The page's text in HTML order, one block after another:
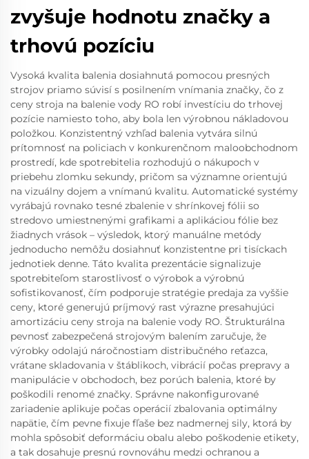
zvyšuje hodnotu značky a
trhovú pozíciu
Vysoká kvalita balenia dosiahnutá pomocou presných
strojov priamo súvisí s posilnením vnímania značky, čo z
ceny stroja na balenie vody RO robí investíciu do trhovej
pozície namiesto toho, aby bola len výrobnou nákladovou
položkou. Konzistentný vzhľad balenia vytvára silnú
prítomnosť na policiach v konkurenčnom maloobchodnom
prostredí, kde spotrebitelia rozhodujú o nákupoch v
priebehu zlomku sekundy, pričom sa významne orientujú
na vizuálny dojem a vnímanú kvalitu. Automatické systémy
vyrábajú rovnako tesné zbalenie v shrínkovej fólii so
stredovo umiestnenými grafikami a aplikáciou fólie bez
žiadnych vrások – výsledok, ktorý manuálne metódy
jednoducho nemôžu dosiahnuť konzistentne pri tisíckach
jednotiek denne. Táto kvalita prezentácie signalizuje
spotrebiteľom starostlivosť o výrobok a výrobnú
sofistikovanosť, čím podporuje stratégie predaja za vyššie
ceny, ktoré generujú príjmový rast výrazne presahujúci
amortizáciu ceny stroja na balenie vody RO. Štrukturálna
pevnosť zabezpečená strojovým balením zaručuje, že
výrobky odolajú náročnostiam distribučného reťazca,
vrátane skladovania v štáblikoch, vibrácií počas prepravy a
manipulácie v obchodoch, bez porúch balenia, ktoré by
poškodili renomé značky. Správne nakonfigurované
zariadenie aplikuje počas operácií zbalovania optimálny
napätie, čím pevne fixuje fľaše bez nadmernej sily, ktorá by
mohla spôsobiť deformáciu obalu alebo poškodenie etikety,
a tak dosahuje presnú rovnováhu medzi ochranou a